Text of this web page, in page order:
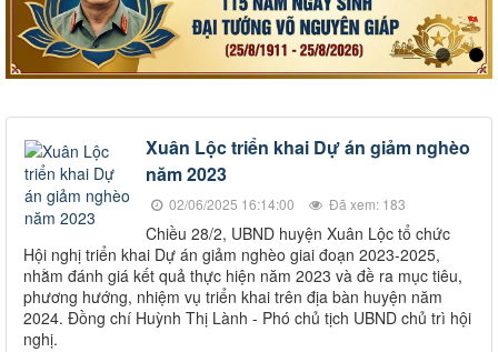
Xuân Lộc triển khai Dự án giảm nghèo
năm 2023
02/06/2025 16:14:00 Đã xem: 183
Chiều 28/2, UBND huyện Xuân Lộc tổ chức
Hội nghị triển khai Dự án giảm nghèo giai đoạn 2023-2025,
nhằm đánh giá kết quả thực hiện năm 2023 và đề ra mục tiêu,
phương hướng, nhiệm vụ triển khai trên địa bàn huyện năm
2024. Đồng chí Huỳnh Thị Lành - Phó chủ tịch UBND chủ trì hội
nghị.